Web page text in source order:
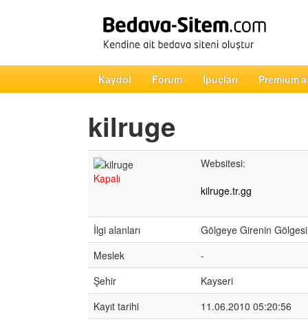
Kaydol Forum İpuçları
kilruge
Kapalı
Websitesi:
kilruge.tr.gg
İlgi alanları
Gölgeye Girenin
Meslek
-
Şehir
Kayseri
Kayıt tarihi
11.06.2010 05:20:56